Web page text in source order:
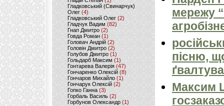
Гладковський (Свинарчук)
Олег (4)
Гладковський Олег (2)
Гладчук Вадим (82)
Гнап Дмитро (2)
Говда Роман(1)
Головач Андрій (2)
Головін Дмитро (2)
Голубов Дмитро (1)
Гольдарб Максим(1)
Гонтарева Валерія (47)
Гончаренко Олексій(8)
Гончаров Михайло (1)
Гончарук Олексій (2)
Гопко Ганна (3)
Горбаль Василь (2)
Горбунов Олександр (1)
мережу
пісню,
Максим